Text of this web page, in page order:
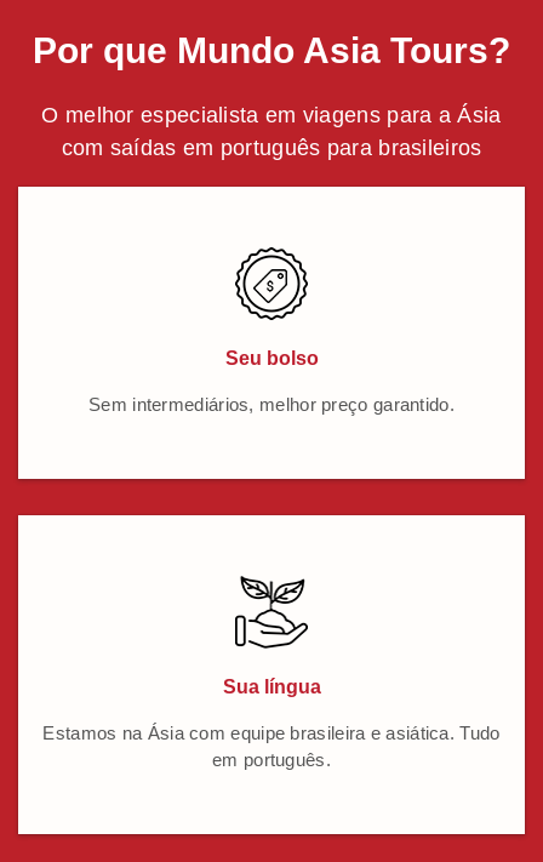
Por que Mundo Asia Tours?
O melhor especialista em viagens para a Ásia
com saídas em português para brasileiros
Seu bolso
Sem intermediários, melhor preço garantido.
Sua língua
Estamos na Ásia com equipe brasileira e asiática. Tudo
em português.